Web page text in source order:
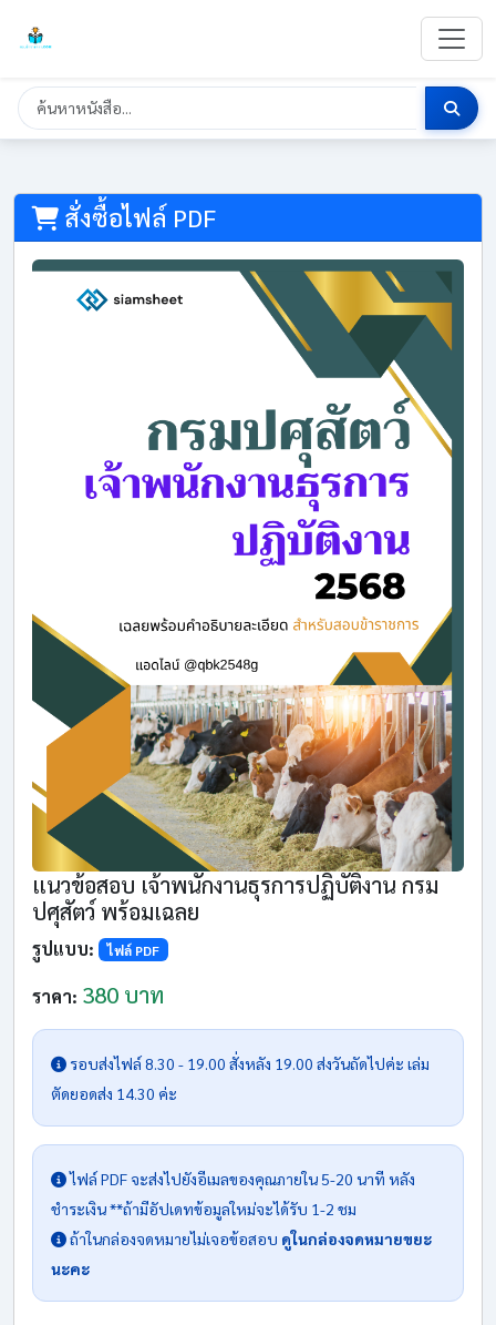
สั่งซื้อไฟล์ PDF
แนวข้อสอบ เจ้าพนักงานธุรการปฏิบัติงาน กรม
ปศุสัตว์ พร้อมเฉลย
รูปแบบ: ไฟล์ PDF
ราคา: 380 บาท
รอบส่งไฟล์ 8.30 - 19.00 สั่งหลัง 19.00 ส่งวันถัดไปค่ะ เล่ม
ตัดยอดส่ง 14.30 ค่ะ
ไฟล์ PDF จะส่งไปยังอีเมลของคุณภายใน 5-20 นาที หลัง
ชำระเงิน **ถ้ามีอัปเดทข้อมูลใหม่จะได้รับ 1-2 ชม
ถ้าในกล่องจดหมายไม่เจอข้อสอบ ดูในกล่องจดหมายขยะ
นะคะ